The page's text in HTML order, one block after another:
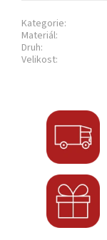
Kategorie:
Materiál:
Druh:
Velikost: